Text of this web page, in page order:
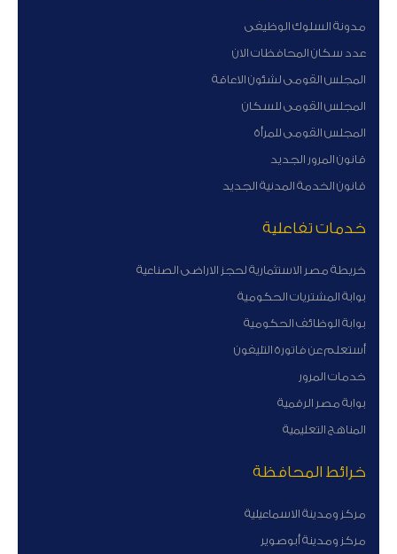
مدونة السلوك الوظيفى
عدد سكان المحافظات الان
المجلس القومى لشئون الاعاقة
المجلس القومى للسكان
المجلس القومى للمرأة
قانون المرور الجديد
قانون الخدمة المدنية الجديد
خدمات تفاعلية
خريطة مصر الاستثمارية لحجز الاراضى الصناعية
بوابة المشتريات الحكومية
بوابة الوظائف الحكومية
أستعلم عن فاتورة التليفون
خدمات المرور
بوابة مصر الرقمية
المناهج التعليمية
خرائط المحافظة
مركز ومدينة الاسماعيلية
مركز ومدينة أبوصوير